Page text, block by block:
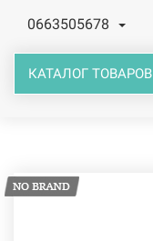
0663505678
КАТАЛОГ ТОВАРОВ